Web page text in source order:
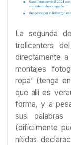
La segunda
trollcenters
directamente
montajes
ropa’ (tenga
que allí es
forma, y a
sus palabras
(difícilmente
nítidas